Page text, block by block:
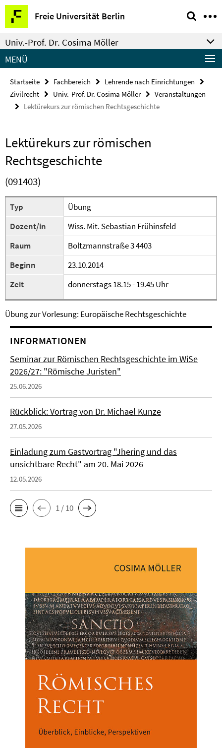
Springe
direkt
zu
Inhalt
Freie Universität Berlin
Service-
Navigation
Univ.-Prof. Dr. Cosima Möller
MENÜ
Startseite Fachbereich
Lehrende nach Einrichtungen
Zivilrecht
Univ.-Prof. Dr. Cosima Möller
Veranstaltungen
Lektürekurs zur römischen Rechtsgeschichte
Lektürekurs zur römischen
Rechtsgeschichte
(091403)
Typ
Übung
Dozent/in
Wiss. Mit. Sebastian Frühinsfeld
Raum
Boltzmannstraße 3 4403
Beginn
23.10.2014
Zeit
donnerstags 18.15 - 19.45 Uhr
Übung zur Vorlesung: Europäische Rechtsgeschichte
INFORMATIONEN
Seminar zur Römischen Rechtsgeschichte im WiSe
2026/27: "Römische Juristen"
25.06.2026
Rückblick: Vortrag von Dr. Michael Kunze
27.05.2026
Einladung zum Gastvortrag "Jhering und das
unsichtbare Recht" am 20. Mai 2026
12.05.2026
1 / 10